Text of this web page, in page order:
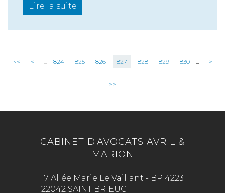
Lire la suite
<< < ... 824 825 826 827 828 829 830 ... >
>>
CABINET D'AVOCATS AVRIL &
MARION
17 Allée Marie Le Vaillant - BP 4223
22042 SAINT BRIEUC